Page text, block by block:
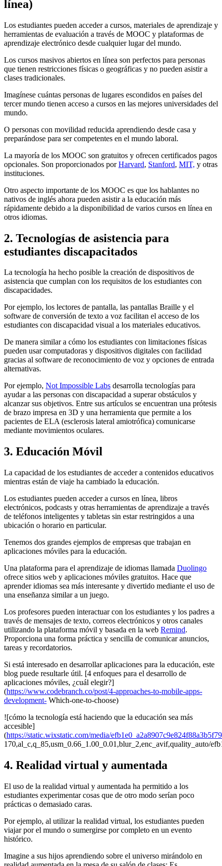
línea)
Los estudiantes pueden acceder a cursos, materiales de aprendizaje y
herramientas de evaluación a través de MOOC y plataformas de
aprendizaje electrónico desde cualquier lugar del mundo.
Los cursos masivos abiertos en línea son perfectos para personas
que tienen restricciones físicas o geográficas y no pueden asistir a
clases tradicionales.
Imagínese cuántas personas de lugares escondidos en países del
tercer mundo tienen acceso a cursos en las mejores universidades del
mundo.
O personas con movilidad reducida aprendiendo desde casa y
preparándose para ser competentes en el mundo laboral.
La mayoría de los MOOC son gratuitos y ofrecen certificados pagos
opcionales. Son proporcionados porHarvard, Stanford, MIT, y otras
instituciones.
Otro aspecto importante de los MOOC es que los hablantes no
nativos de inglés ahora pueden asistir a la educación más
rápidamente debido a la disponibilidad de varios cursos en línea en
otros idiomas.
2. Tecnologías de asistencia para
estudiantes discapacitados
La tecnología ha hecho posible la creación de dispositivos de
asistencia que cumplan con los requisitos de los estudiantes con
discapacidades.
Por ejemplo, los lectores de pantalla, las pantallas Braille y el
software de conversión de texto a voz facilitan el acceso de los
estudiantes con discapacidad visual a los materiales educativos.
De manera similar a cómo los estudiantes con limitaciones físicas
pueden usar computadoras y dispositivos digitales con facilidad
gracias al software de reconocimiento de voz y opciones de entrada
alternativas.
Por ejemplo, Not Impossible Labs desarrolla tecnologías para
ayudar a las personas con discapacidad a superar obstáculos y
alcanzar sus objetivos. Entre sus artículos se encuentran una prótesis
de brazo impresa en 3D y una herramienta que permite a los
pacientes de ELA (esclerosis lateral amiotrófica) comunicarse
mediante movimientos oculares.
3. Educación Móvil
La capacidad de los estudiantes de acceder a contenidos educativos
mientras están de viaje ha cambiado la educación.
Los estudiantes pueden acceder a cursos en línea, libros
electrónicos, podcasts y otras herramientas de aprendizaje a través
de teléfonos inteligentes y tabletas sin estar restringidos a una
ubicación o horario en particular.
Tenemos dos grandes ejemplos de empresas que trabajan en
aplicaciones móviles para la educación.
Una plataforma para el aprendizaje de idiomas llamada Duolingo
ofrece sitios web y aplicaciones móviles gratuitos. Hace que
aprender idiomas sea más interesante y divertido mediante el uso de
una enseñanza similar a un juego.
Los profesores pueden interactuar con los estudiantes y los padres a
través de mensajes de texto, correos electrónicos y otros canales
utilizando la plataforma móvil y basada en la web Remind.
Proporciona una forma práctica y sencilla de comunicar anuncios,
tareas y recordatorios.
Si está interesado en desarrollar aplicaciones para la educación, este
blog puede resultarle útil. [4 enfoques para el desarrollo de
aplicaciones móviles, ¿cuál elegir?]
(https://www.codebranch.co/post/4-approaches-to-mobile-apps-
development- Which-one-to-choose)
![cómo la tecnología está haciendo que la educación sea más
accesible]
(https://static.wixstatic.com/media/
170,al_c,q_85,usm_0.66_1.00_0.01,blur_2,enc_avif,quality_auto/
4. Realidad virtual y aumentada
El uso de la realidad virtual y aumentada ha permitido a los
estudiantes experimentar cosas que de otro modo serían poco
prácticas o demasiado caras.
Por ejemplo, al utilizar la realidad virtual, los estudiantes pueden
viajar por el mundo o sumergirse por completo en un evento
histórico.
Imagine a sus hijos aprendiendo sobre el universo mirándolo en